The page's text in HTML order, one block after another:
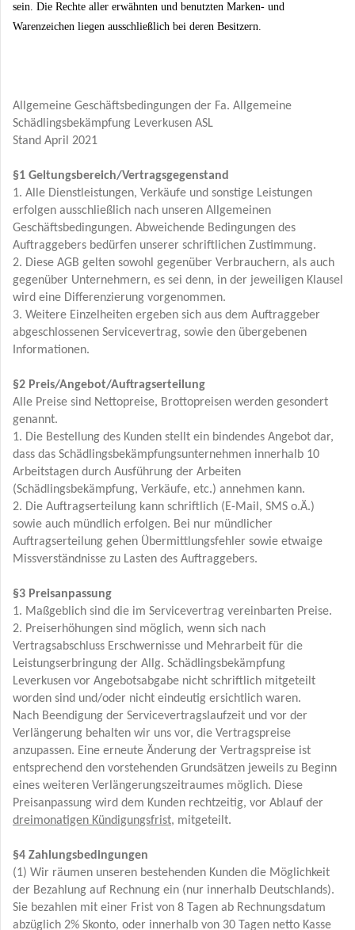
sein. Die Rechte aller erwähnten und benutzten Marken- und
Warenzeichen liegen ausschließlich bei deren Besitzern.
Allgemeine Geschäftsbedingungen der Fa. Allgemeine
Schädlingsbekämpfung Leverkusen ASL
Stand April 2021
§1 Geltungsbereich/Vertragsgegenstand
1. Alle Dienstleistungen, Verkäufe und sonstige Leistungen
erfolgen ausschließlich nach unseren Allgemeinen
Geschäftsbedingungen. Abweichende Bedingungen des
Auftraggebers bedürfen unserer schriftlichen Zustimmung.
2. Diese AGB gelten sowohl gegenüber Verbrauchern, als auch
gegenüber Unternehmern, es sei denn, in der jeweiligen Klausel
wird eine Differenzierung vorgenommen.
3. Weitere Einzelheiten ergeben sich aus dem Auftraggeber
abgeschlossenen Servicevertrag, sowie den übergebenen
Informationen.
§2 Preis/Angebot/Auftragserteilung
Alle Preise sind Nettopreise, Brottopreisen werden gesondert
genannt.
1. Die Bestellung des Kunden stellt ein bindendes Angebot dar,
dass das Schädlingsbekämpfungsunternehmen innerhalb 10
Arbeitstagen durch Ausführung der Arbeiten
(Schädlingsbekämpfung, Verkäufe, etc.) annehmen kann.
2. Die Auftragserteilung kann schriftlich (E-Mail, SMS o.Ä.)
sowie auch mündlich erfolgen. Bei nur mündlicher
Auftragserteilung gehen Übermittlungsfehler sowie etwaige
Missverständnisse zu Lasten des Auftraggebers.
§3 Preisanpassung
1. Maßgeblich sind die im Servicevertrag vereinbarten Preise.
2. Preiserhöhungen sind möglich, wenn sich nach
Vertragsabschluss Erschwernisse und Mehrarbeit für die
Leistungserbringung der Allg. Schädlingsbekämpfung
Leverkusen vor Angebotsabgabe nicht schriftlich mitgeteilt
worden sind und/oder nicht eindeutig ersichtlich waren.
Nach Beendigung der Servicevertragslaufzeit und vor der
Verlängerung behalten wir uns vor, die Vertragspreise
anzupassen. Eine erneute Änderung der Vertragspreise ist
entsprechend den vorstehenden Grundsätzen jeweils zu Beginn
eines weiteren Verlängerungszeitraumes möglich. Diese
Preisanpassung wird dem Kunden rechtzeitig, vor Ablauf der
dreimonatigen Kündigungsfrist, mitgeteilt.
§4 Zahlungsbedingungen
(1) Wir räumen unseren bestehenden Kunden die Möglichkeit
der Bezahlung auf Rechnung ein (nur innerhalb Deutschlands).
Sie bezahlen mit einer Frist von 8 Tagen ab Rechnungsdatum
abzüglich 2% Skonto, oder innerhalb von 30 Tagen netto Kasse